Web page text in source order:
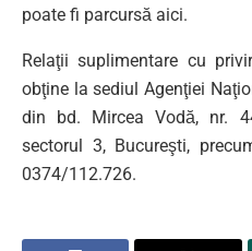
poate fi parcursă aici.
Relaţii suplimentare cu
obţine la sediul Agenţiei
din bd. Mircea Vodă, nr.
sectorul 3, Bucureşti,
0374/112.726.